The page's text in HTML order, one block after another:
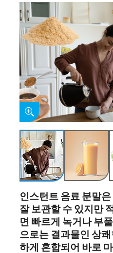
인스턴트 음료 분말은
잘 보관할 수 있지만
면 빠르게 녹거나 부
으로는 결과물인 상
하게 혼합되어 바로